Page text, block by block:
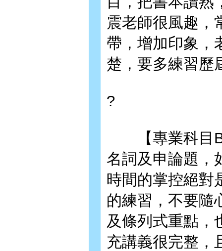
震老師很風趣，
帶，增加印象，
楚，要多練習歷
?
【專業科目B
名詞及申論題，
時間的掌控絕對
的練習，不要隨
及條列式重點，
充講義很完整，